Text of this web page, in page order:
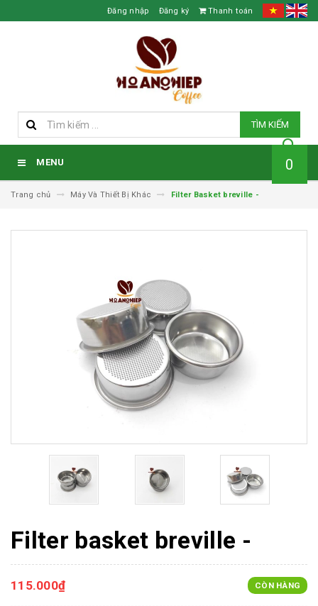
Đăng nhập Đăng ký Thanh toán
TÌM KIẾM
MENU 0
Trang chủ Máy Và Thiết Bị Khác Filter Basket breville -
Filter basket breville -
115.000₫ CÒN HÀNG